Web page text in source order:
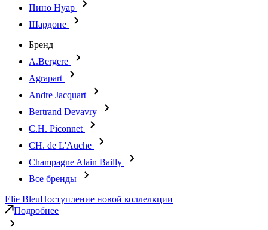
Пино Нуар
Шардоне
Бренд
A.Bergere
Agrapart
Andre Jacquart
Bertrand Devavry
C.H. Piconnet
CH. de L'Auche
Champagne Alain Bailly
Все бренды
Elie BleuПоступление новой коллелкции
Подробнее